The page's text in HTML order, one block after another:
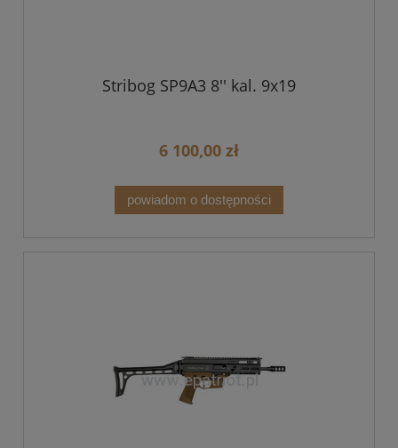
Stribog SP9A3 8'' kal. 9x19
6 100,00 zł
powiadom o dostępności